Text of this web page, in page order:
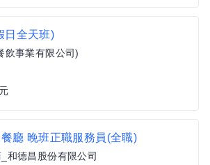
日全天班)
飲事業有限公司)
廳 晚班正職服務員(全職)
和德昌股份有限公司